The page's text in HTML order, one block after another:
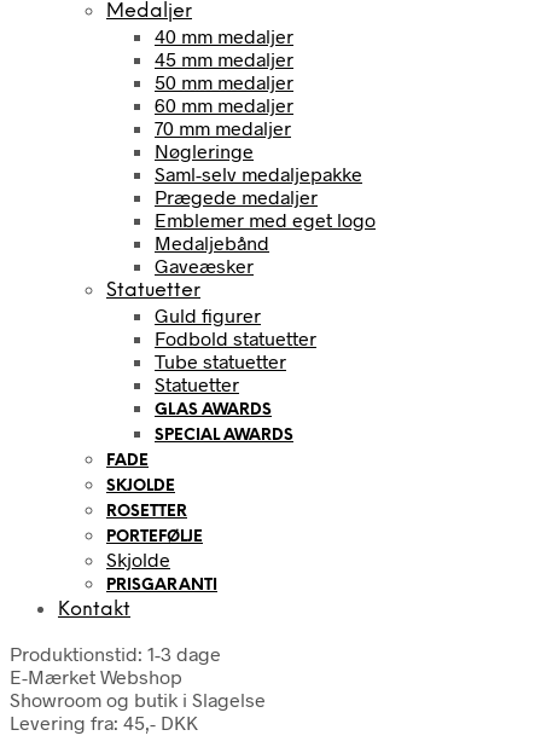
Medaljer
40 mm medaljer
45 mm medaljer
50 mm medaljer
60 mm medaljer
70 mm medaljer
Nøgleringe
Saml-selv medaljepakke
Prægede medaljer
Emblemer med eget logo
Medaljebånd
Gaveæsker
Statuetter
Guld figurer
Fodbold statuetter
Tube statuetter
Statuetter
GLAS AWARDS
SPECIAL AWARDS
FADE
SKJOLDE
ROSETTER
PORTEFØLJE
Skjolde
PRISGARANTI
Kontakt
Produktionstid: 1-3 dage
E-Mærket Webshop
Showroom og butik i Slagelse
Levering fra: 45,- DKK